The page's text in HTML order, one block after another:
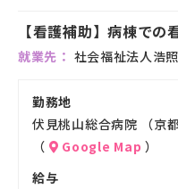
【看護補助】病棟での
就業先 社会福祉法人浩
勤務地
伏見桃山総合病院 （京
（ Google Map ）
給与